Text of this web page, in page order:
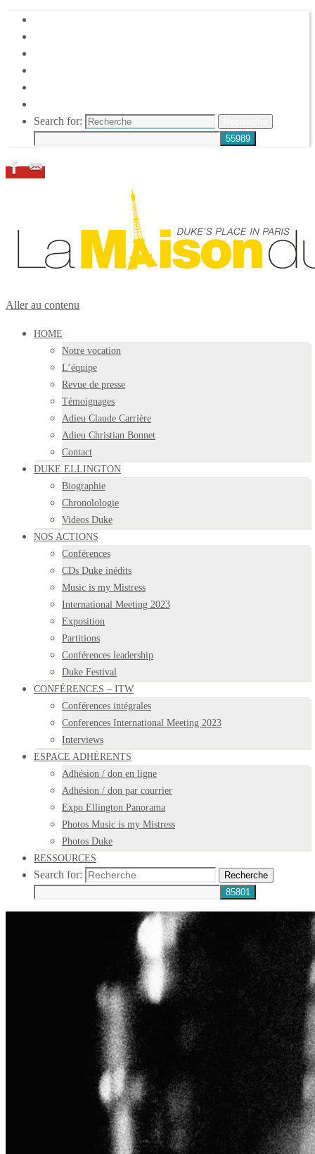
Search for:
Aller au contenu
HOME
Notre vocation
L’équipe
Revue de presse
Témoignages
Adieu Claude Carrière
Adieu Christian Bonnet
Contact
DUKE ELLINGTON
Biographie
Chronolologie
Videos Duke
NOS ACTIONS
Conférences
CDs Duke inédits
Music is my Mistress
International Meeting 2023
Exposition
Partitions
Conférences leadership
Duke Festival
CONFÉRENCES – ITW
Conférences intégrales
Conferences International Meeting 2023
Interviews
ESPACE ADHÉRENTS
Adhésion / don en ligne
Adhésion / don par courrier
Expo Ellington Panorama
Photos Music is my Mistress
Photos Duke
RESSOURCES
Search for: Recherche